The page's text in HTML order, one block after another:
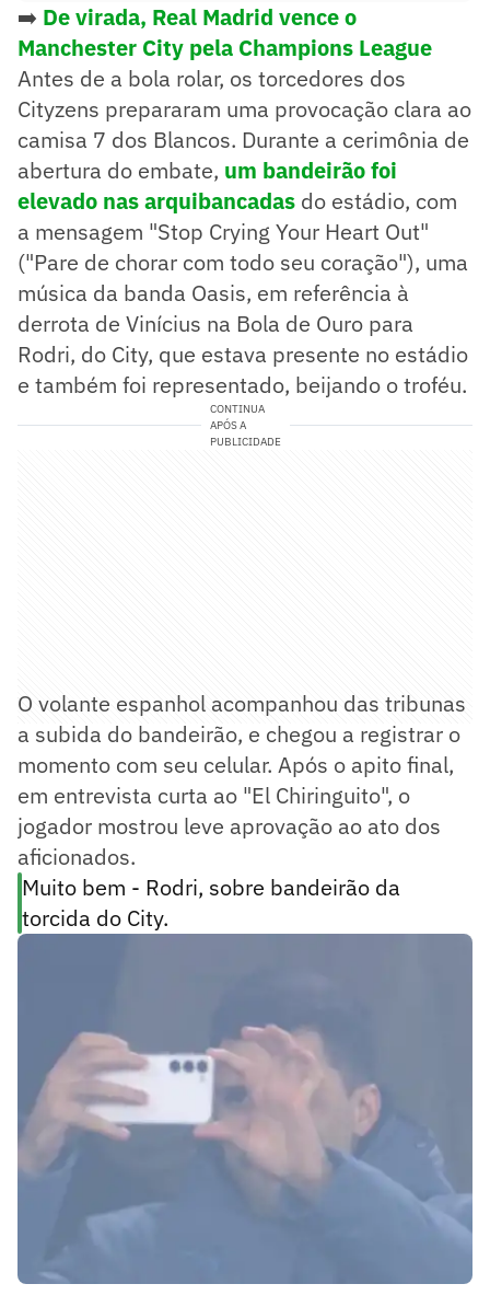
➡️ De virada, Real Madrid vence o
Manchester City pela Champions League
Antes de a bola rolar, os torcedores dos
Cityzens prepararam uma provocação clara ao
camisa 7 dos Blancos. Durante a cerimônia de
abertura do embate, um bandeirão foi
elevado nas arquibancadas do estádio, com
a mensagem "Stop Crying Your Heart Out"
("Pare de chorar com todo seu coração"), uma
música da banda Oasis, em referência à
derrota de Vinícius na Bola de Ouro para
Rodri, do City, que estava presente no estádio
e também foi representado, beijando o troféu.
CONTINUA
APÓS A
PUBLICIDADE
O volante espanhol acompanhou das tribunas
a subida do bandeirão, e chegou a registrar o
momento com seu celular. Após o apito final,
em entrevista curta ao "El Chiringuito", o
jogador mostrou leve aprovação ao ato dos
aficionados.
Muito bem - Rodri, sobre bandeirão da
torcida do City.